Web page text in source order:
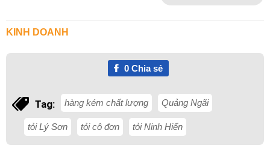
KINH DOANH
0Chia sẻ
Tag: hàng kém chất lượng Quảng Ngãi
tỏi Lý Sơn tỏi cô đơn tỏi Ninh Hiển